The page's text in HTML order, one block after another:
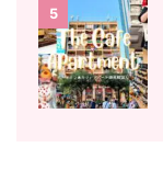
5